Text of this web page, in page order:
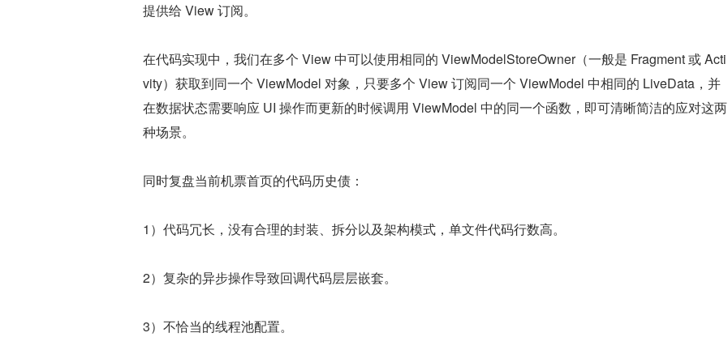
提供给 View 订阅。
在代码实现中，我们在多个 View 中可以使用相同的 ViewModelStoreOwner（一般是 Fragment 或 Acti
vity）获取到同一个 ViewModel 对象，只要多个 View 订阅同一个 ViewModel 中相同的 LiveData，并
在数据状态需要响应 UI 操作而更新的时候调用 ViewModel 中的同一个函数，即可清晰简洁的应对这两
种场景。
同时复盘当前机票首页的代码历史债：
1）代码冗长，没有合理的封装、拆分以及架构模式，单文件代码行数高。
2）复杂的异步操作导致回调代码层层嵌套。
3）不恰当的线程池配置。